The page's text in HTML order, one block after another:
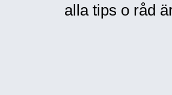
alla tips o råd